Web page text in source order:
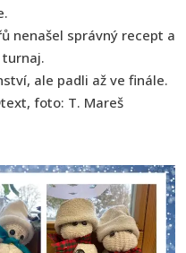
nenašel správný recept a
ale padli až ve finále.
foto: T. Mareš